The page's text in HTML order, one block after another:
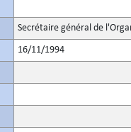
Secrétaire général de
16/11/1994